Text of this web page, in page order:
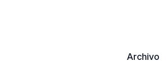
Archivo